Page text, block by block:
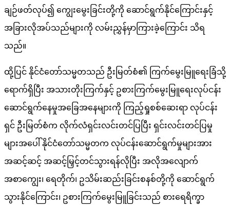
ချဉ်ဖတ်လုပ်၍ ကျွေးမွေးခြင်းတို့ကို ဆောင်ရွက်နိုင်ကြောင်းနှင့်
အခြားလိုအပ်သည်များကို လမ်းညွှန်မှာကြား​ခဲ့​ကြောင်း သိရ
သည်။
ထို့ပြင် နိုင်ငံတော်သမ္မတသည် ဦးမြတ်စံ၏ ကြက်မွေးမြူရေးခြံသို့
ရောက်ရှိပြီး အသားတိုးကြက်နှင့် ဥစားကြက်မွေးမြူရေးလုပ်ငန်း
ဆောင်ရွက်နေမှုအခြေအနေများကို ကြည့်ရှုစစ်ဆေးရာ လုပ်ငန်း
ရှင် ဦးမြတ်စံက လိုက်လံရှင်းလင်းတင်ပြပြီး ရှင်းလင်းတင်ပြမှု
များအပေါ် နိုင်ငံတော်သမ္မတက လုပ်ငန်းဆောင်ရွက်မှုများအား
အဆင့်ဆင့် အဆင့်မြှင့်တင်သွားရန်လိုပြီး အလိုအလျောက်
အစာကျွေး၊ ရေတိုက်၊ ဥသိမ်းဆည်းခြင်းစနစ်တို့ကို ဆောင်ရွက်
သွားနိုင်ကြောင်း၊ ဥစားကြက်မွေးမြူခြင်းသည် စားရေရိက္ခာ